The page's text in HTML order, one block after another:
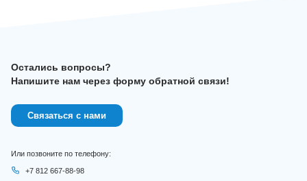
Остались вопросы?
Напишите нам через форму обратной связи!
Связаться с нами
Или позвоните по телефону:
+7 812 667-88-98